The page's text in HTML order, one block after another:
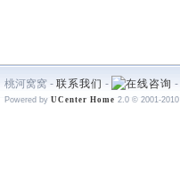
桃河窝窝 - 联系我们 - -
Powered by UCenter Home 2.0 © 2001-2010